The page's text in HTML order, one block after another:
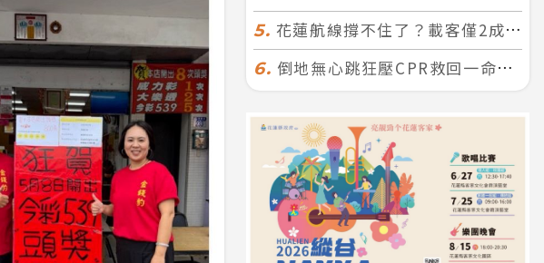
5. 花蓮航線撐不住了？載客僅2成、年虧7000萬 華信喊：真的快飛不下去
6. 倒地無心跳狂壓CPR救回一命！警手傷撕裂仍不放手 竟救到藝人何篤霖哥哥